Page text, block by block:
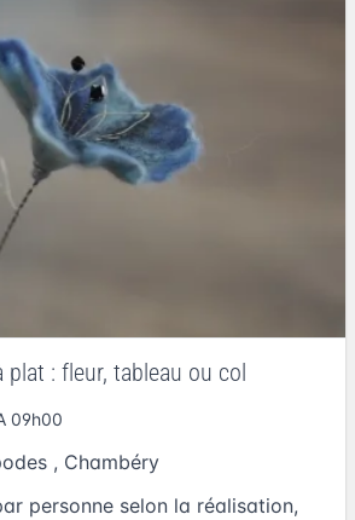
plat : fleur, tableau ou col
09h00
, Chambéry
personne selon la réalisation,